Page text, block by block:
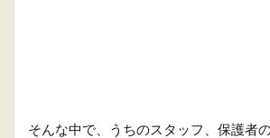
そんな中で、うちのスタッフ、保護者